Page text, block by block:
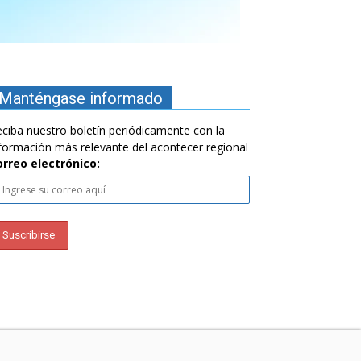
Manténgase informado
nuestro boletín periódicamente con la
más relevante del acontecer regional
electrónico: